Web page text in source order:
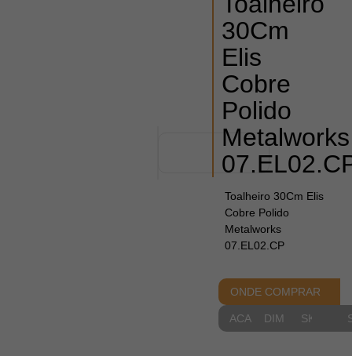
30Cm
Elis
Cobre
Polido
Metalworks
Toalheiro 30Cm Elis
Cobre Polido
Metalworks
07.EL02.CP
ONDE COMPRAR
ACABAMENTOS
DIMENSIONAIS